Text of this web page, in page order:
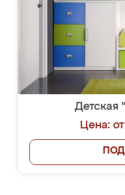
Детская
Цена: